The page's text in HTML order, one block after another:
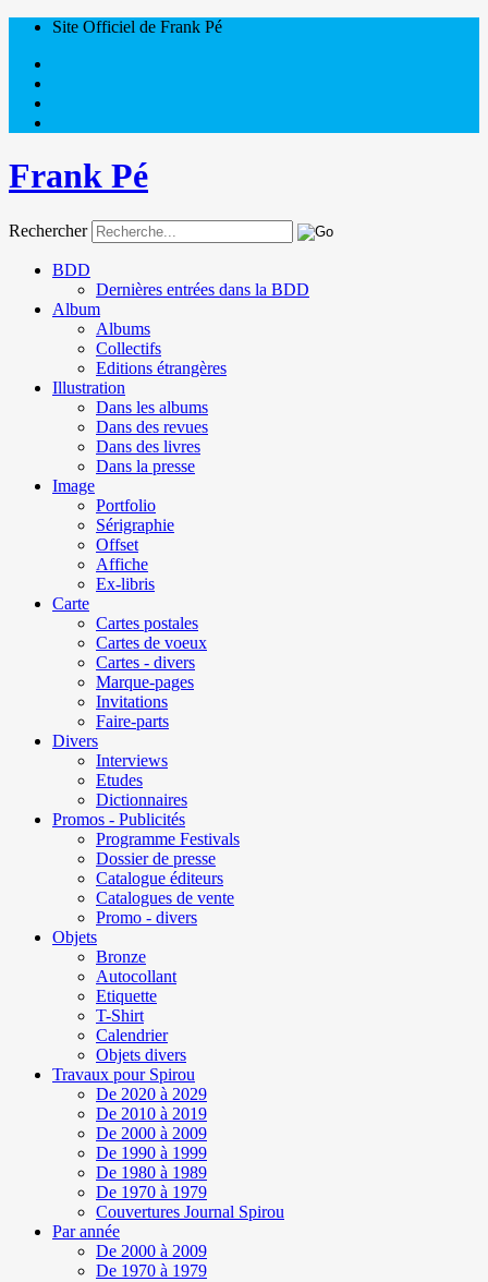
Site Officiel de Frank Pé
Frank Pé
Rechercher
BDD
Dernières entrées dans la BDD
Album
Albums
Collectifs
Editions étrangères
Illustration
Dans les albums
Dans des revues
Dans des livres
Dans la presse
Image
Portfolio
Sérigraphie
Offset
Affiche
Ex-libris
Carte
Cartes postales
Cartes de voeux
Cartes - divers
Marque-pages
Invitations
Faire-parts
Divers
Interviews
Etudes
Dictionnaires
Promos - Publicités
Programme Festivals
Dossier de presse
Catalogue éditeurs
Catalogues de vente
Promo - divers
Objets
Bronze
Autocollant
Etiquette
T-Shirt
Calendrier
Objets divers
Travaux pour Spirou
De 2020 à 2029
De 2010 à 2019
De 2000 à 2009
De 1990 à 1999
De 1980 à 1989
De 1970 à 1979
Couvertures Journal Spirou
Par année
De 2000 à 2009
De 1970 à 1979